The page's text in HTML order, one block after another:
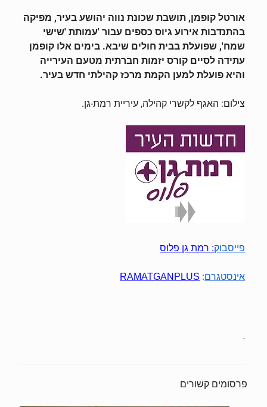
אורטל קופמן, תושבת שכונת נווה יהושע בעיר, מפיקה
בהתנדבות אירוע גיוס כספים עבור 'עמותת 'שישי
שמח', שפועלת בבית חולים שיבא. בימים אלו קופמן
עתידה לסיים קורס יזמות חברתית מטעם העירייה
והיא פועלת למען הקמת מרכז קהילתי חדש בעיר.
צילום: האגף לקשרי קהילה, עיריית רמת-גן.
פייסבוק: רמת גן פלוס
אינסטגרם:
RAMATGANPLUS
פרסומים קשורים